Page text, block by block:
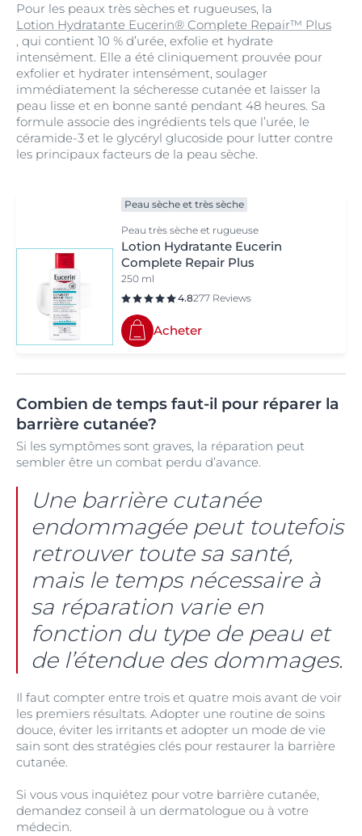
Pour les peaux très sèches et rugueuses, la
Lotion Hydratante Eucerin® Complete Repair™ Plus
, qui contient 10 % d’urée, exfolie et hydrate
intensément. Elle a été cliniquement prouvée pour
exfolier et hydrater intensément, soulager
immédiatement la sécheresse cutanée et laisser la
peau lisse et en bonne santé pendant 48 heures. Sa
formule associe des ingrédients tels que l’urée, le
céramide-3 et le glycéryl glucoside pour lutter contre
les principaux facteurs de la peau sèche.
Peau sèche et très sèche
Peau très sèche et rugueuse
Lotion Hydratante Eucerin
Complete Repair Plus
250 ml
4.8277 Reviews
Acheter
Combien de temps faut-il pour réparer la
barrière cutanée?
Si les symptômes sont graves, la réparation peut
sembler être un combat perdu d’avance.
Une barrière cutanée
endommagée peut toutefois
retrouver toute sa santé,
mais le temps nécessaire à
sa réparation varie en
fonction du type de peau et
de l’étendue des dommages.
Il faut compter entre trois et quatre mois avant de voir
les premiers résultats. Adopter une routine de soins
douce, éviter les irritants et adopter un mode de vie
sain sont des stratégies clés pour restaurer la barrière
cutanée.
Si vous vous inquiétez pour votre barrière cutanée,
demandez conseil à un dermatologue ou à votre
médecin.